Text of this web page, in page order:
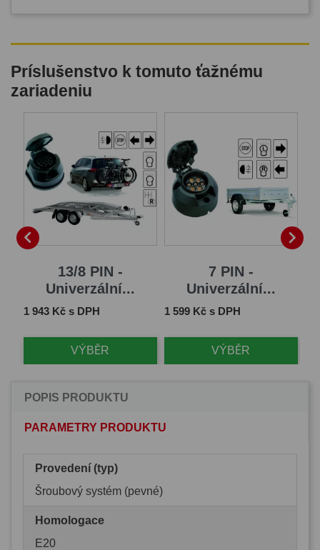
Príslušenstvo k tomuto ťažnému
zariadeniu

13/8 PIN -
Univerzální...
Cena
1 943 Kč s DPH
VÝBĚR
7 PIN -
Univerzální...
Cena
1 599 Kč s DPH
VÝBĚR

POPIS PRODUKTU
PARAMETRY PRODUKTU
Provedení (typ)
Šroubový systém (pevné)
Homologace
E20